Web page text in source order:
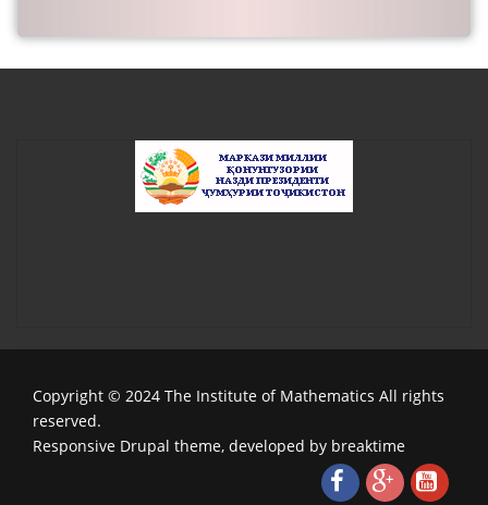
Copyright © 2024 The Institute of Mathematics All rights
reserved.
Responsive Drupal theme, developed by breaktime